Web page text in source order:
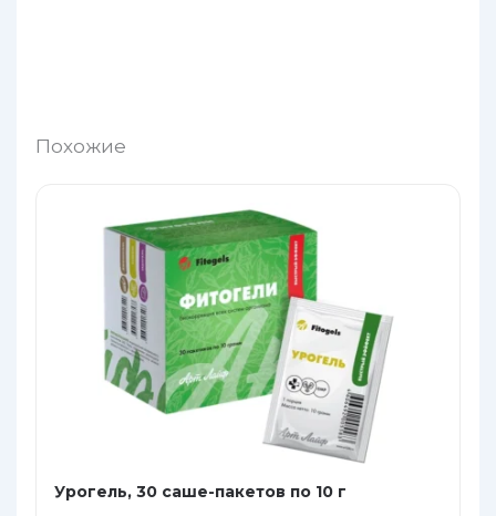
Похожие
Урогель, 30 саше-пакетов по 10 г